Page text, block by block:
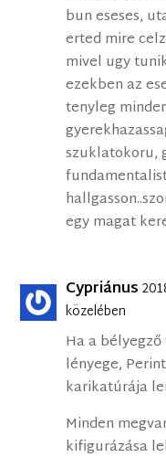
bun eseses,
erted mire
mivel ugy
ezekben az
tenyleg
szuklatokoru,
egy magat
Cypriánus
közelében
Ha a
lényege,
karikatúrája
Minden
kifigurázása